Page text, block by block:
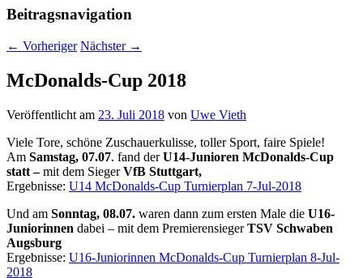
Beitragsnavigation
← Vorheriger Nächster →
McDonalds-Cup 2018
Veröffentlicht am 23. Juli 2018 von Uwe Vieth
Viele Tore, schöne Zuschauerkulisse, toller Sport, faire Spiele!
Am Samstag, 07.07. fand derU14-Junioren McDonalds-Cup
statt –mit dem SiegerVfB Stuttgart,
Ergebnisse: U14 McDonalds-Cup Turnierplan 7-Jul-2018
Und am Sonntag, 08.07. waren dann zum ersten Male die U16-
Juniorinnen dabei – mit dem PremierensiegerTSV Schwaben
Augsburg
Ergebnisse: U16-Juniorinnen McDonalds-Cup Turnierplan 8-Jul-
2018